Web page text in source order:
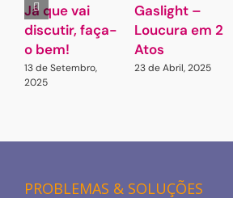
Já que vai
discutir, faça-
o bem!
13 de Setembro,
2025
Gaslight –
Loucura em 2
Atos
23 de Abril, 2025
PROBLEMAS & SOLUÇÕES